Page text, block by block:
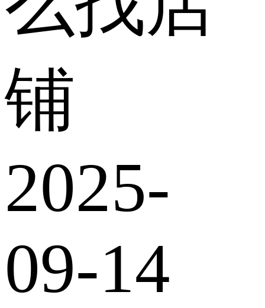
铺
2025-
09-14